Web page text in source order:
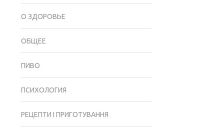
ПРЕДПРИЯТИЙ
О ЗДОРОВЬЕ
ОБЩЕЕ
ПИВО
ПСИХОЛОГИЯ
РЕЦЕПТИ І ПРИГОТУВАННЯ